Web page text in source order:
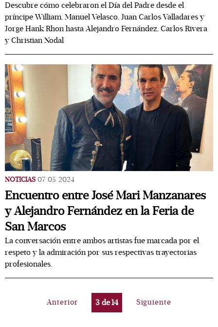
Descubre cómo celebraron el Día del Padre desde el
príncipe William, Manuel Velasco, Juan Carlos Valladares y
Jorge Hank Rhon hasta Alejandro Fernández, Carlos Rivera
y Christian Nodal
NOTICIAS 07/05/2024
Encuentro entre José Mari Manzanares
y Alejandro Fernández en la Feria de
San Marcos
La conversación entre ambos artistas fue marcada por el
respeto y la admiración por sus respectivas trayectorias
profesionales.
Anterior 3 de14 Siguiente